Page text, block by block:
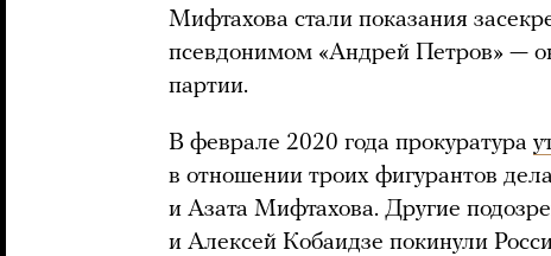
Мифтахова стали показания
псевдонимом «Андрей Петров» —
партии.
В феврале 2020 года прокуратура
в отношении троих фигурантов
и Азата Мифтахова. Другие
и Алексей Кобаидзе покинули